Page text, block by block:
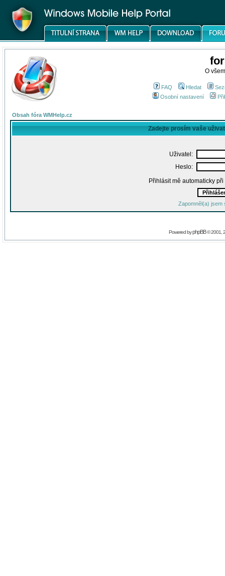
O
FAQ Hledat
Osobní nastavení
Obsah fóra WMHelp.cz
Zadejte prosím vaše
Uživatel:
Heslo:
Přihlásit mě automaticky
Zapomněl(a) jsem
Powered byphpBB© 2001,